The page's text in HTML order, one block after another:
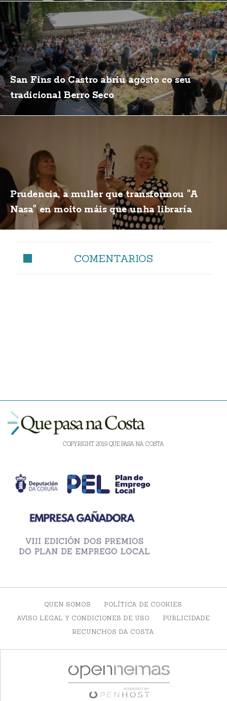
San Fins do Castro abriu agosto co seu
tradicional Berro Seco
Prudencia, a muller que transformou "A
Nasa" en moito máis que unha libraría
COMENTARIOS
COPYRIGHT 2019 QUE PASA NA COSTA
QUEN SOMOS
POLÍTICA DE COOKIES
AVISO LEGAL Y CONDICIONES DE USO
PUBLICIDADE
RECUNCHOS DA COSTA